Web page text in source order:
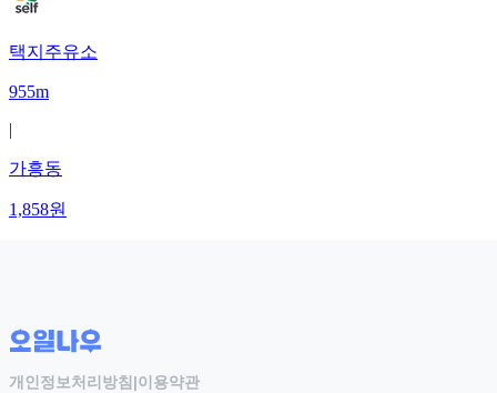
택지주유소
955m
|
가흥동
1,858원
개인정보처리방침 |이용약관